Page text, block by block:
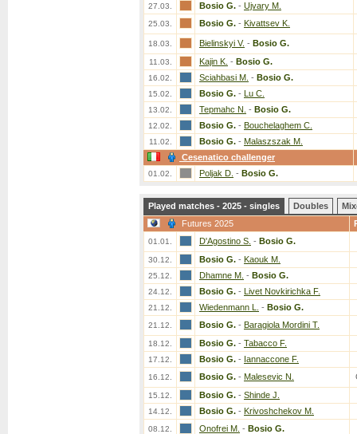
27.03. Bosio G. - Ujvary M.
25.03. Bosio G. - Kivattsev K.
18.03. Bielinskyi V. - Bosio G.
11.03. Kajin K. - Bosio G.
16.02. Sciahbasi M. - Bosio G.
15.02. Bosio G. - Lu C.
13.02. Tepmahc N. - Bosio G.
12.02. Bosio G. - Bouchelaghem C.
11.02. Bosio G. - Malaszszak M.
Cesenatico challenger
01.02. Poljak D. - Bosio G.
Played matches - 2025 - singles Doubles
Futures 2025
01.01. D'Agostino S. - Bosio G.
30.12. Bosio G. - Kaouk M.
25.12. Dhamne M. - Bosio G.
24.12. Bosio G. - Livet Novkirichka F.
21.12. Wiedenmann L. - Bosio G.
21.12. Bosio G. - Baragiola Mordini T.
18.12. Bosio G. - Tabacco F.
17.12. Bosio G. - Iannaccone F.
16.12. Bosio G. - Malesevic N.
15.12. Bosio G. - Shinde J.
14.12. Bosio G. - Krivoshchekov M.
08.12. Onofrei M. - Bosio G.